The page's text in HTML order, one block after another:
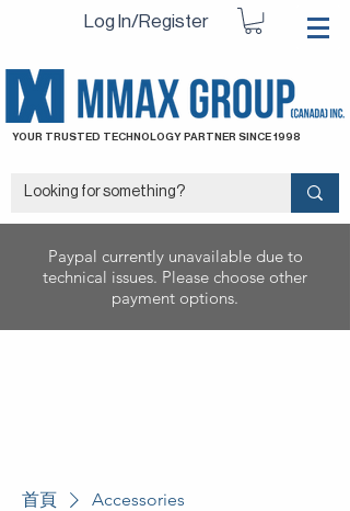
Log In/Register
YOUR TRUSTED TECHNOLOGY PARTNER SINCE 1998
Paypal currently unavailable due to
technical issues. Please choose other
payment options.
首頁 Accessories